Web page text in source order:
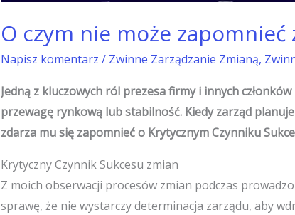
O czym nie może
Napisz komentarz / Zwinne Zarządzanie Zmianą,
Jedną z kluczowych ról prezesa firmy i innych
przewagę rynkową lub stabilność. Kiedy zarząd
zdarza mu się zapomnieć o Krytycznym Czynniku
Krytyczny Czynnik Sukcesu zmian
Z moich obserwacji procesów zmian podczas
sprawę, że nie wystarczy determinacja zarządu, aby